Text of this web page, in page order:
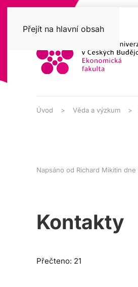
Přejít na hlavní obsah
Úvod Věda a výzkum
Napsáno od Richard Mikitin dne
Kontakty
Přečteno: 21